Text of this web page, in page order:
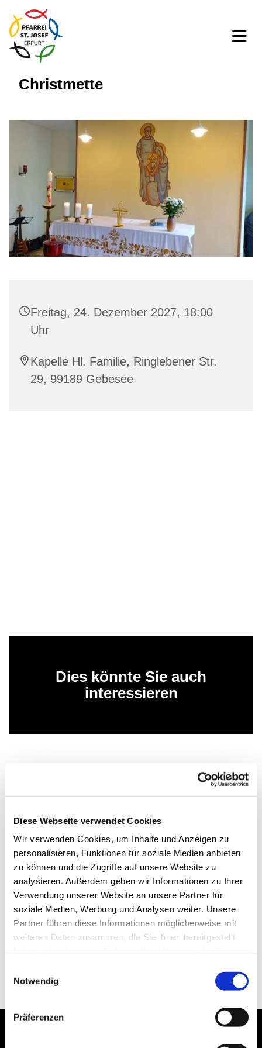
Diese Webseite verwendet Cookies
Wir verwenden Cookies, um Inhalte und Anzeigen zu
personalisieren, Funktionen für soziale Medien anbieten
zu können und die Zugriffe auf unsere Website zu
analysieren. Außerdem geben wir Informationen zu Ihrer
Verwendung unserer Website an unsere Partner für
soziale Medien, Werbung und Analysen weiter. Unsere
Partner führen diese Informationen möglicherweise mit
weiteren Daten zusammen, die Sie ihnen bereitgestellt
Notwendig
Präferenzen
Christmette
Freitag, 24. Dezember 2027, 18:00
Uhr
Kapelle Hl. Familie, Ringlebener Str.
29, 99189 Gebesee
Dies könnte Sie auch
interessieren